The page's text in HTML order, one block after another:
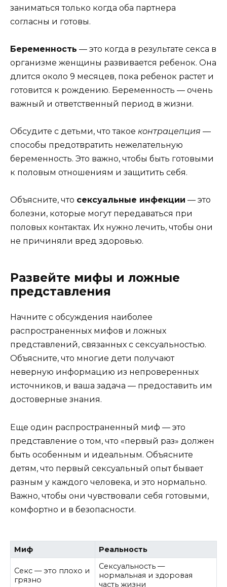
заниматься только когда оба партнера
согласны и готовы.
Беременность — это когда в результате секса в
организме женщины развивается ребенок. Она
длится около 9 месяцев, пока ребенок растет и
готовится к рождению. Беременность — очень
важный и ответственный период в жизни.
Обсудите с детьми, что такое контрацепция —
способы предотвратить нежелательную
беременность. Это важно, чтобы быть готовыми
к половым отношениям и защитить себя.
Объясните, что сексуальные инфекции — это
болезни, которые могут передаваться при
половых контактах. Их нужно лечить, чтобы они
не причиняли вред здоровью.
Развейте мифы и ложные
представления
Начните с обсуждения наиболее
распространенных мифов и ложных
представлений, связанных с сексуальностью.
Объясните, что многие дети получают
неверную информацию из непроверенных
источников, и ваша задача — предоставить им
достоверные знания.
Еще один распространенный миф — это
представление о том, что «первый раз» должен
быть особенным и идеальным. Объясните
детям, что первый сексуальный опыт бывает
разным у каждого человека, и это нормально.
Важно, чтобы они чувствовали себя готовыми,
комфортно и в безопасности.
Миф Реальность
Секс — это плохо и
грязно
Сексуальность —
нормальная и здоровая
часть жизни